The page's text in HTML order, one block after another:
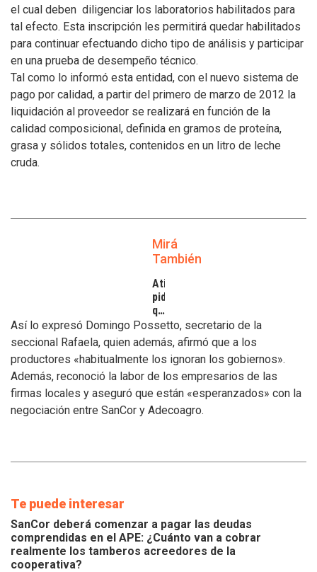
el cual deben diligenciar los laboratorios habilitados para
tal efecto. Esta inscripción les permitirá quedar habilitados
para continuar efectuando dicho tipo de análisis y participar
en una prueba de desempeño técnico.
Tal como lo informó esta entidad, con el nuevo sistema de
pago por calidad, a partir del primero de marzo de 2012 la
liquidación al proveedor se realizará en función de la
calidad composicional, definida en gramos de proteína,
grasa y sólidos totales, contenidos en un litro de leche
cruda.
Mirá
También
Atilra
pide
que
se
atiendan
los
inconvenientes
de
los
tamberos
Así lo expresó Domingo Possetto, secretario de la
seccional Rafaela, quien además, afirmó que a los
productores «habitualmente los ignoran los gobiernos».
Además, reconoció la labor de los empresarios de las
firmas locales y aseguró que están «esperanzados» con la
negociación entre SanCor y Adecoagro.
Te puede interesar
SanCor deberá comenzar a pagar las deudas
comprendidas en el APE: ¿Cuánto van a cobrar
realmente los tamberos acreedores de la
cooperativa?